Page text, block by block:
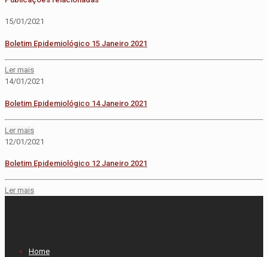
15/01/2021
Boletim Epidemiológico 15 Janeiro 2021
Ler mais
14/01/2021
Boletim Epidemiológico 14 Janeiro 2021
Ler mais
12/01/2021
Boletim Epidemiológico 12 Janeiro 2021
Ler mais
Home